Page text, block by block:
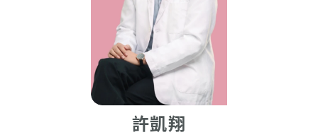
許凱翔